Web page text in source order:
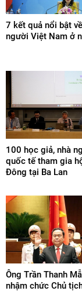
7 kết quả nổi bật
người Việt Nam ở
100 học giả, nhà
quốc tế tham gia
Đông tại Ba Lan
Ông Trần Thanh
nhậm chức Chủ